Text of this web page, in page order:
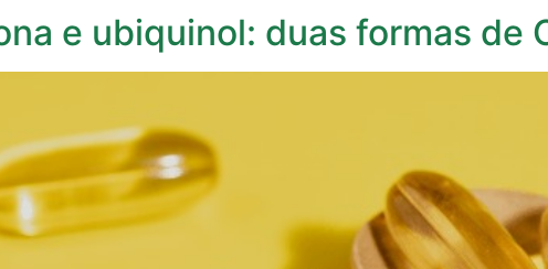
e ubiquinol: duas formas de